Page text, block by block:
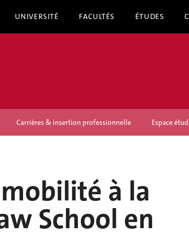
UNIVERSITÉ FACULTÉS ÉTUDES
Carrières & insertion professionnelle Espace
à la
School en